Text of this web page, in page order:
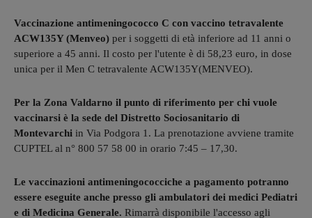
Vaccinazione antimeningococco C con vaccino tetravalente
ACW135Y (Menveo) per i soggetti di età inferiore ad 11 anni o
superiore a 45 anni. Il costo per l'utente è di 58,23 euro, in dose
unica per il Men C tetravalente ACW135Y(MENVEO).
Per la Zona Valdarno il punto di riferimento per chi vuole
vaccinarsi è la sede del Distretto Sociosanitario di
Montevarchi in Via Podgora 1. La prenotazione avviene tramite
CUPTEL al n° 800 57 58 00 in orario 7:45 – 17,30.
Le vaccinazioni antimeningococciche a pagamento potranno
essere eseguite anche presso gli ambulatori dei medici Pediatri
e di Medicina Generale. Rimarrà disponibile l'accesso agli